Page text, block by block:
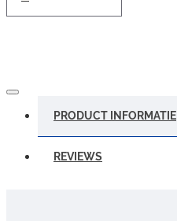
PRODUCT INFORMATIE
REVIEWS